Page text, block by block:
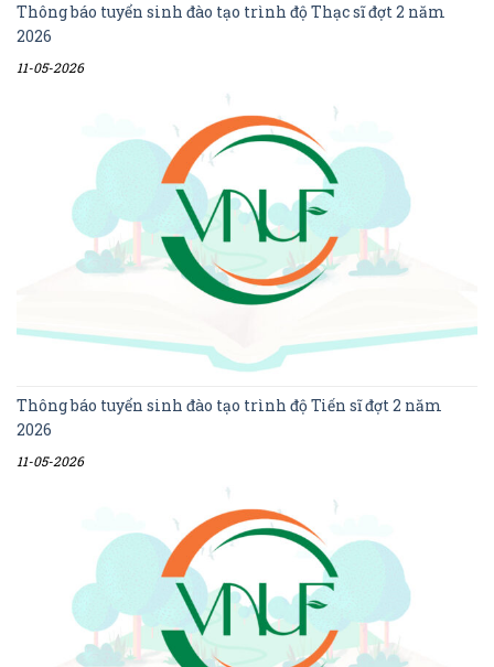
Thông báo tuyển sinh đào tạo trình độ Thạc sĩ đợt 2 năm
2026
11-05-2026
Thông báo tuyển sinh đào tạo trình độ Tiến sĩ đợt 2 năm
2026
11-05-2026